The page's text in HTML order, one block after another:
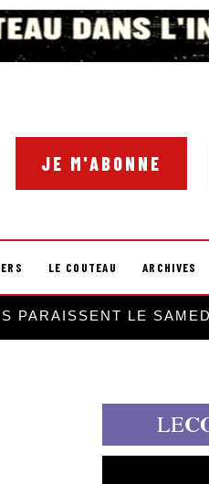
JE M'ABONNE
LE COUTEAU ARCHIVES
PARAISSENT LE
LE